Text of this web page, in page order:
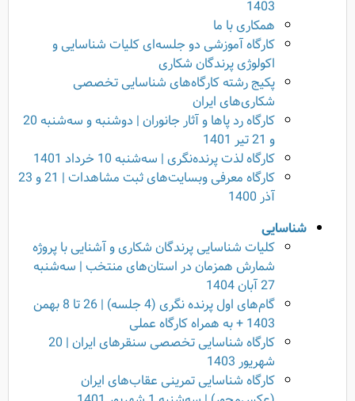
1403
همکاری با ما
کارگاه آموزشی دو جلسه‌ای کلیات شناسایی و
اکولوژی پرندگان شکاری
پکیج رشته کارگاه‌های شناسایی تخصصی
شکاری‌های ایران
کارگاه رد پاها و آثار جانوران | دوشنبه و سه‌شنبه 20
و 21 تیر 1401
کارگاه لذت پرنده‌نگری | سه‌شنبه 10 خرداد 1401
کارگاه معرفی وبسایت‌های ثبت مشاهدات | 21 و 23
آذر 1400
شناسایی
کلیات شناسایی پرندگان شکاری و آشنایی با پروژه
شمارش همزمان در استان‌های منتخب | سه‌شنبه
27 آبان 1404
گام‌های اول پرنده نگری (4 جلسه) | 26 تا 8 بهمن
1403 + به همراه کارگاه عملی
کارگاه شناسایی تخصصی سنقرهای ایران | 20
شهریور 1403
کارگاه شناسایی تمرینی عقاب‌های ایران